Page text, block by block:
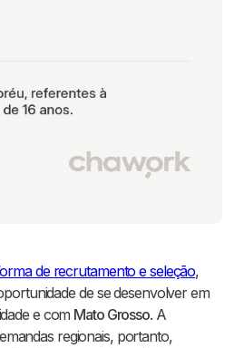
de recrutamento e seleção,
de se desenvolver em
e com Mato Grosso. A
regionais, portanto,